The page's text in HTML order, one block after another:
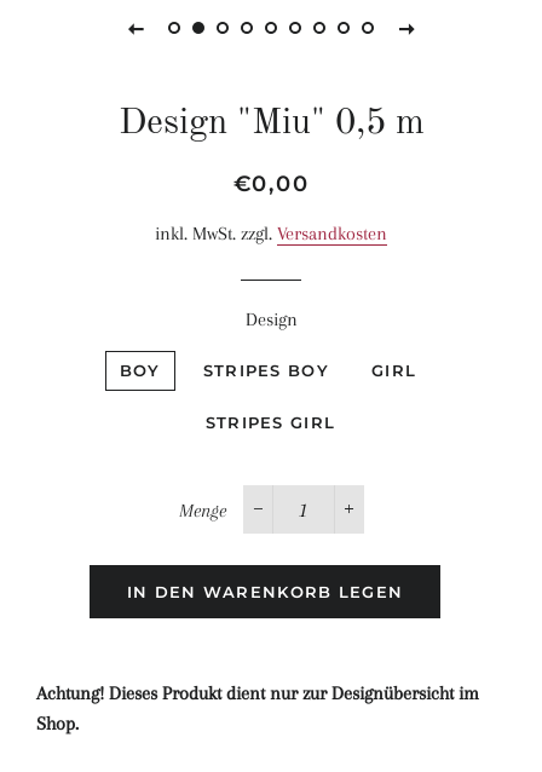
Design "Miu" 0,5 m
Normaler
Sonderpreis
€0,00
inkl. MwSt. zzgl. Versandkosten
Design
BOY STRIPES BOY GIRL
STRIPES GIRL
Menge
−
+
IN DEN WARENKORB LEGEN
Achtung! Dieses Produkt dient nur zur Designübersicht im
Shop.